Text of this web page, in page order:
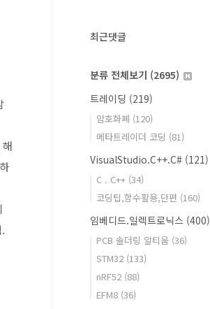
최근댓글
분류 전체보기 (2695)
트레이딩 (219)
암호화폐 (120)
메타트레이더 코딩 (81)
VisualStudio.C++.C# (121)
C . C++ (34)
코딩팁,함수활용,단편 (160)
임베디드.일렉트로닉스 (400)
PCB 솔더링 알티움 (36)
STM32 (133)
nRF52 (88)
EFM8 (36)